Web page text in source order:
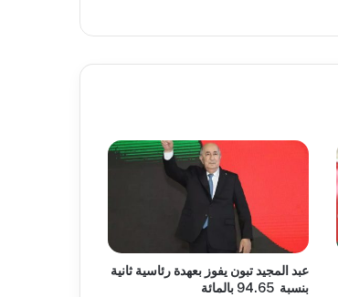
عبد المجيد تبون يفوز بعهدة رئاسية ثانية
بنسبة 94.65 بالمائة